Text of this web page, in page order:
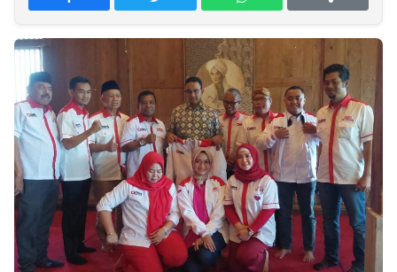
TREETAN
INDONESIA
Partner
Insight
NTB
Suara
Time
Lens
IDN
Daily
Jogja
Jalan
Rakyat
Idealita
News
Kita
Notice
Radar
Baru
Seedbacklink
Follow
Kabarbaru